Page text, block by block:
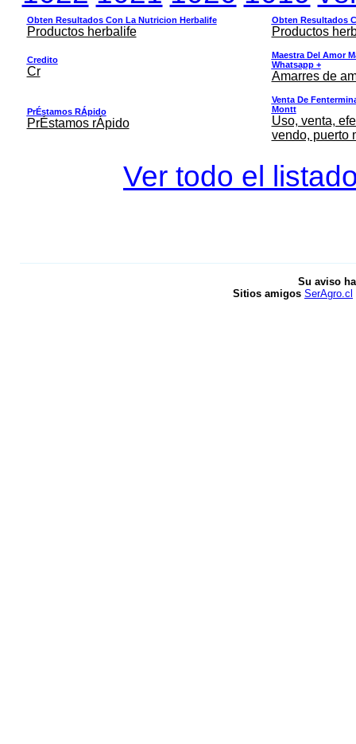
Obten Resultados Con La Nutricion Herbalife
Productos herbalife
Obten Resultados
Productos
Credito
Cr
Maestra Del Amor
Whatsapp +
Amarres de
PrÉstamos RÁpido
PrÉstamos rÁpido
Venta De
Montt
Uso, venta,
vendo, puerto
Ver todo el
Su aviso
Sitios amigos SerAgro.cl